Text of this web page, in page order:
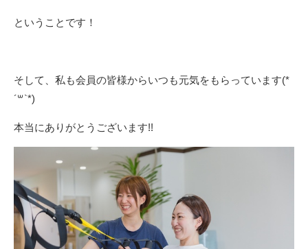
ということです！
そして、私も会員の皆様からいつも元気をもらっています(*
´꒳`*)
本当にありがとうございます!!